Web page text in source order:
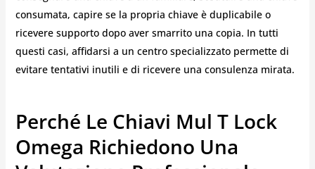
consumata, capire se la propria chiave è duplicabile o
ricevere supporto dopo aver smarrito una copia. In tutti
questi casi, affidarsi a un centro specializzato permette di
evitare tentativi inutili e di ricevere una consulenza mirata.
Perché Le Chiavi Mul T Lock
Omega Richiedono Una